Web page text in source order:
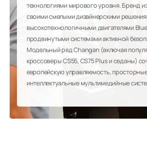
технологиями мирового уровня. Бренд
своими смелыми дизайнерскими
высокотехнологичными двигателями
продвинутыми системами активной
Модельный ряд Changan (включая
кроссоверы CS55, CS75 Plus и седаны)
европейскую управляемость,
интеллектуальные мультимедийные
нашем автосалоне вы можете оценить
баланс премиальных опций и доступной
Changan — это уверенный выбор для тех,